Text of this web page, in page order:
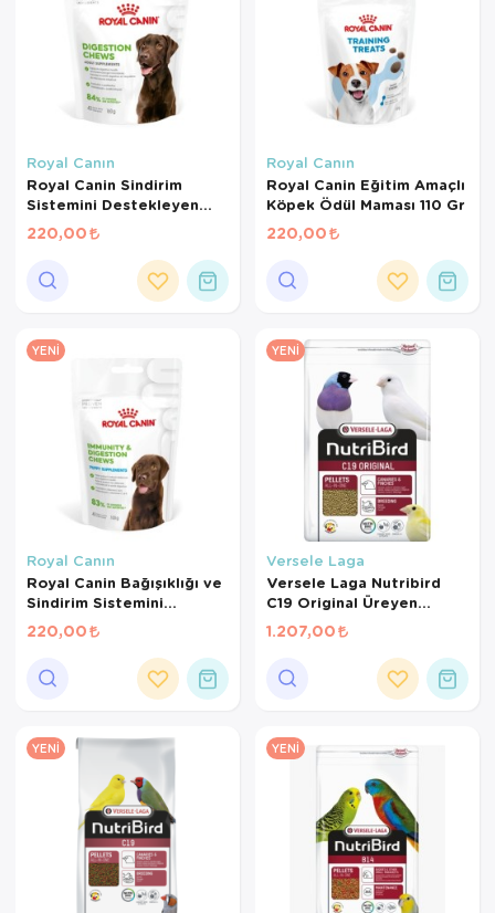
Royal Canın
Royal Canin Sindirim
Sistemini Destekleyen
Tamamlayıcı Yetişkin
Köpek Ödül Maması 160
220,00
Royal Canın
Royal Canin Eğitim Amaçlı
Köpek Ödül Maması 110 Gr
220,00
YENI
Royal Canın
Royal Canin Bağışıklığı ve
Sindirim Sistemini
Destekleyen Tamamlayıcı
Yavru Köpek Ödül Maması
220,00
YENI
Versele Laga
Versele Laga Nutribird
C19 Original Üreyen
Kanaryalar Ve Finçler İçin
1.207,00
YENI YENI